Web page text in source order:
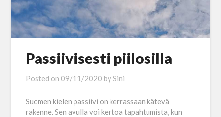
Passiivisesti piilosilla
Posted on 09/11/2020 bySini
Suomen kielen passiivi on kerrassaan kätevä
rakenne. Sen avulla voi kertoa tapahtumista, kun